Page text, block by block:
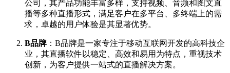
公司，其产品功能丰富多样，支持视频、音频和图文直
播等多种直播形式，满足客户在多平台、多终端上的需
求，卓越的用户体验是其显著优势。
B品牌 ：B品牌是一家专注于移动互联网开发的高科技企
业，其直播软件以稳定、高效和易用为特点，重视技术
创新，为客户提供一站式的直播解决方案。